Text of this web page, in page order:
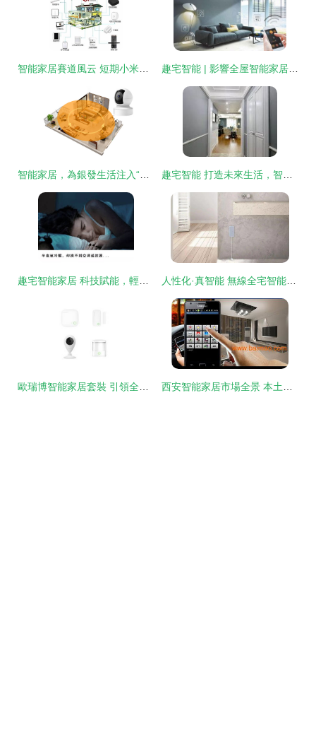
智能家居賽道風云 短期小米領跑，長期華為或成終極王者 趣宅智能 | 影響全屋智能家居引入的五大關鍵因素
智能家居，為銀發生活注入“趣”與“安”——《趣宅智能家居》如何助力老齡化社會 趣宅智能 打造未來生活，智能家居布線五大核心要點解析
趣宅智能家居 科技賦能，輕松化解生活中的“痛點” 人性化·真智能 無線全宅智能家居系統，開啟未來生活新篇章
歐瑞博智能家居套裝 引領全宅智能化新標桿 西安智能家居市場全景 本土品牌、系統集成與全屋智能發展新趨勢